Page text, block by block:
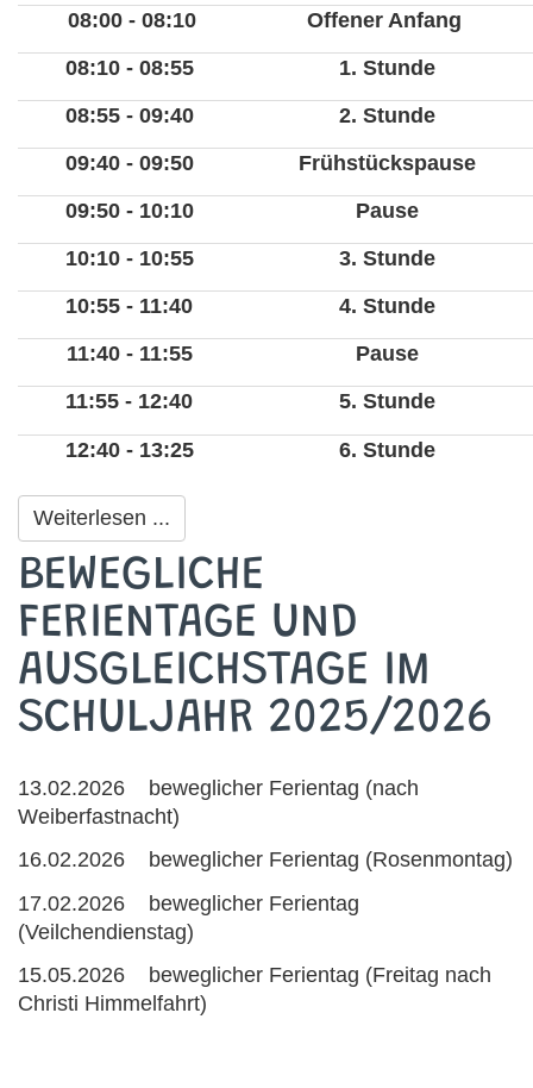
08:00 - 08:10
Offener Anfang
08:10 - 08:55
1. Stunde
08:55 - 09:40
2. Stunde
09:40 - 09:50
Frühstückspause
09:50 - 10:10
Pause
10:10 - 10:55
3. Stunde
10:55 - 11:40
4. Stunde
11:40 - 11:55
Pause
11:55 - 12:40
5. Stunde
12:40 - 13:25 6. Stunde
Weiterlesen ...
BEWEGLICHE
FERIENTAGE UND
AUSGLEICHSTAGE IM
SCHULJAHR 2025/2026
13.02.2026 beweglicher Ferientag (nach
Weiberfastnacht)
16.02.2026 beweglicher Ferientag (Rosenmontag)
17.02.2026 beweglicher Ferientag
(Veilchendienstag)
15.05.2026 beweglicher Ferientag (Freitag nach
Christi Himmelfahrt)